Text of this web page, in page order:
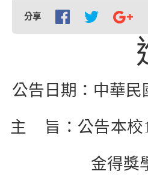
分享
公告日期：中華民
主 旨：公告本校
金得獎